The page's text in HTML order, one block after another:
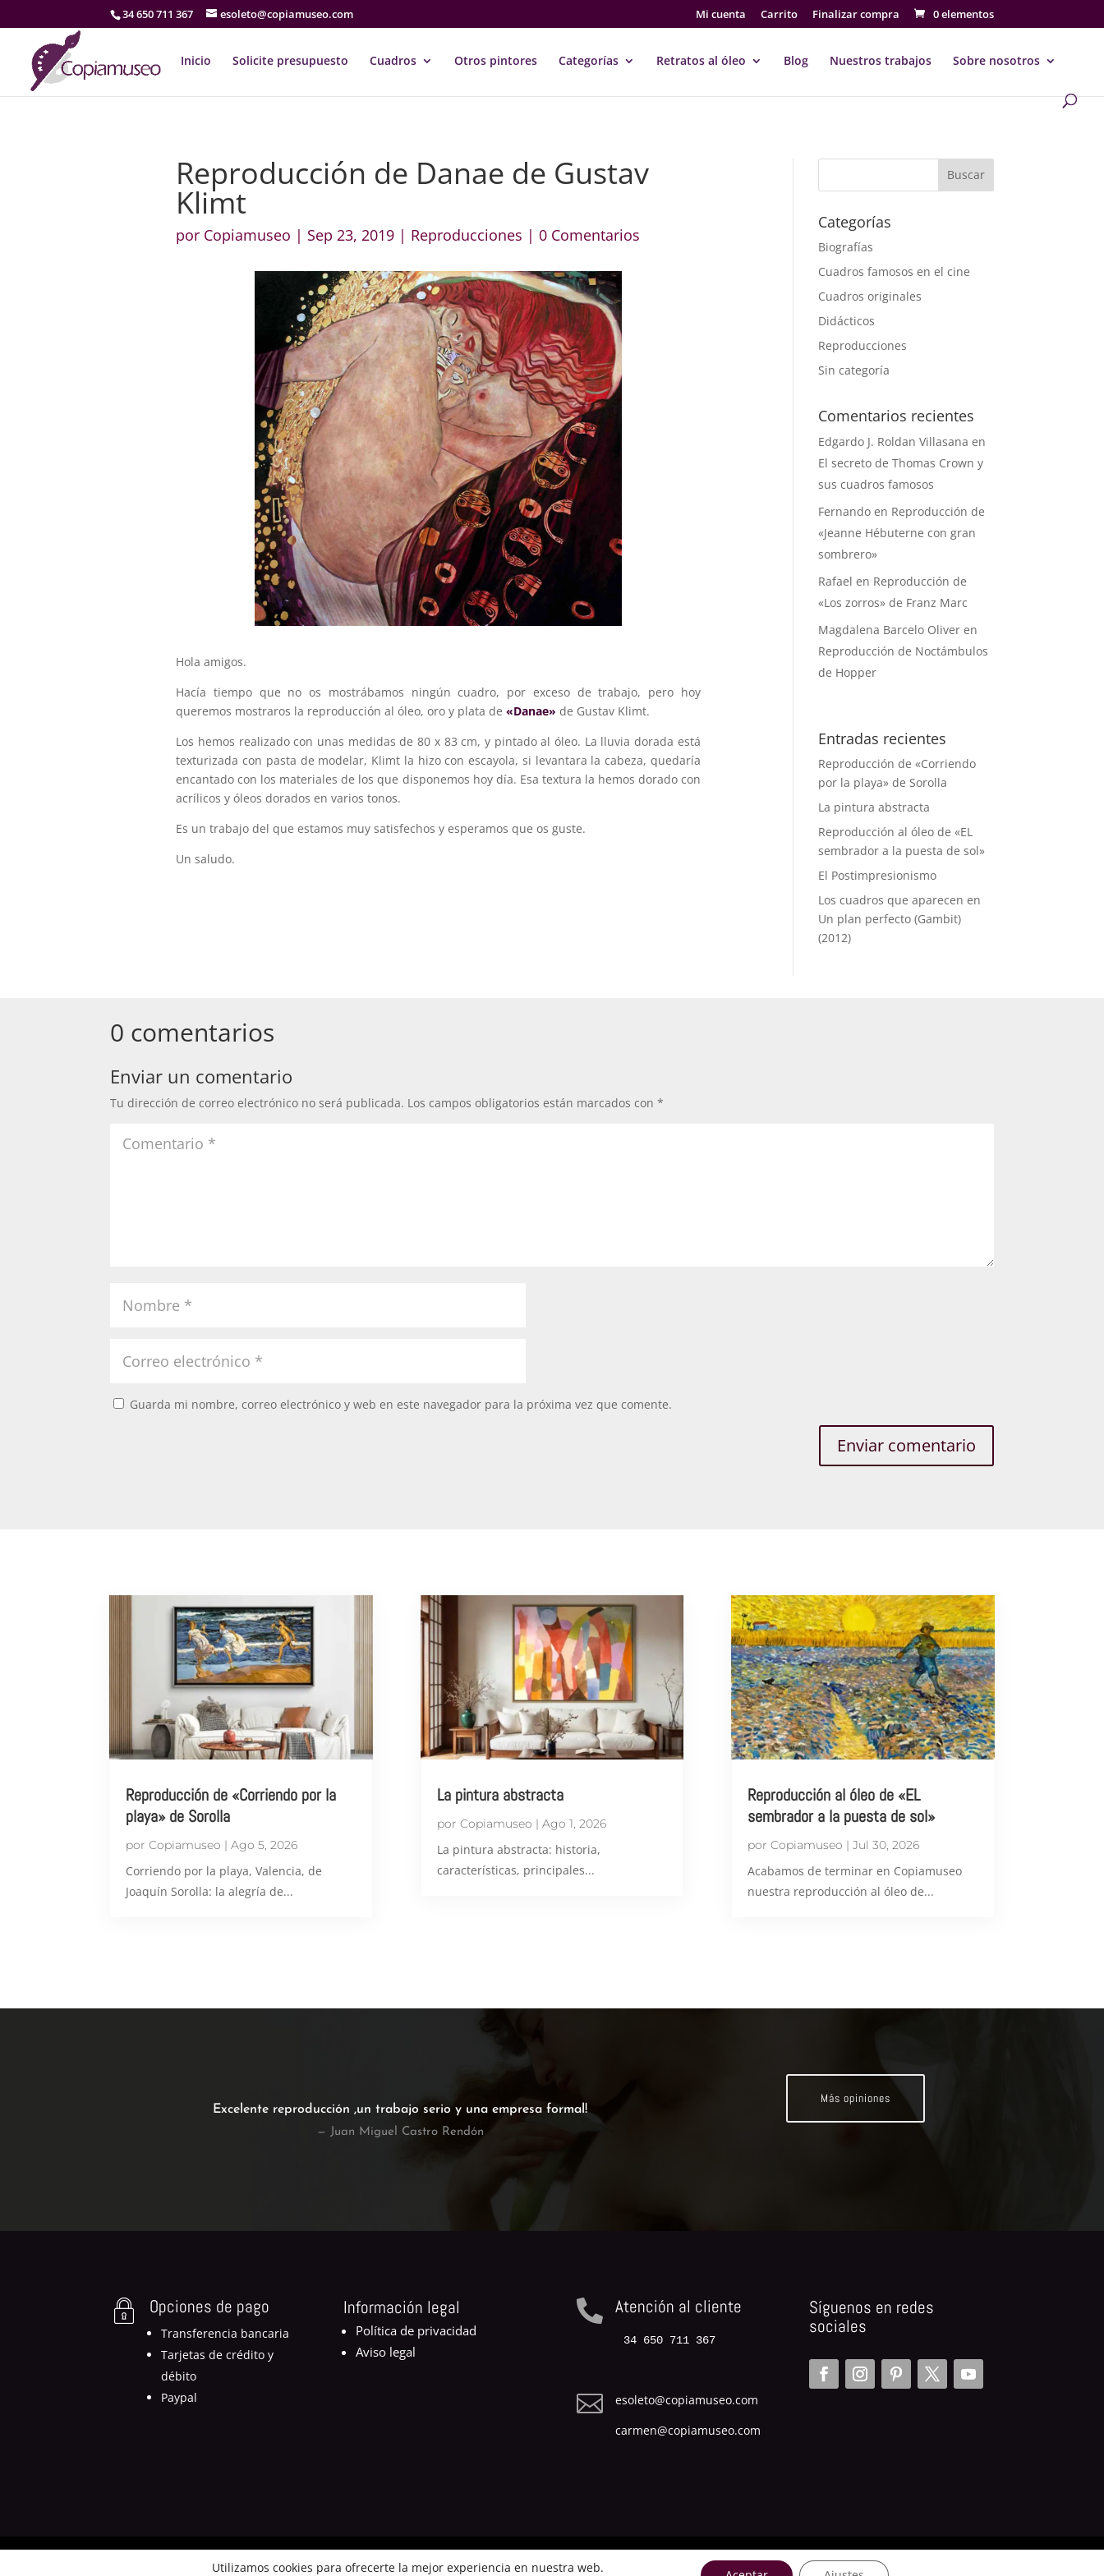
34 650 711 367 esoleto@copiamuseo.com Mi cuenta Carrito Finalizar compra 0 elementos
Inicio Solicite presupuesto Cuadros Otros pintores Categorías Retratos al óleo Blog Nuestros trabajos Sobre nosotros
Reproducción de Danae de Gustav
Klimt
por Copiamuseo | Sep 23, 2019 | Reproducciones | 0 Comentarios
Hola amigos.
Hacía tiempo que no os mostrábamos ningún cuadro, por exceso de trabajo, pero hoy
queremos mostraros la reproducción al óleo, oro y plata de«Danae» de Gustav Klimt.
Los hemos realizado con unas medidas de 80 x 83 cm, y pintado al óleo. La lluvia dorada está
texturizada con pasta de modelar, Klimt la hizo con escayola, si levantara la cabeza, quedaría
encantado con los materiales de los que disponemos hoy día. Esa textura la hemos dorado con
acrílicos y óleos dorados en varios tonos.
Es un trabajo del que estamos muy satisfechos y esperamos que os guste.
Un saludo.
Buscar
Categorías
Biografías
Cuadros famosos en el cine
Cuadros originales
Didácticos
Reproducciones
Sin categoría
Comentarios recientes
Edgardo J. Roldan Villasana en
El secreto de Thomas Crown y
sus cuadros famosos
Fernandoen Reproducción de
«Jeanne Hébuterne con gran
sombrero»
Rafael en Reproducción de
«Los zorros» de Franz Marc
Magdalena Barcelo Oliveren
Reproducción de Noctámbulos
de Hopper
Entradas recientes
Reproducción de «Corriendo
por la playa» de Sorolla
La pintura abstracta
Reproducción al óleo de «EL
sembrador a la puesta de sol»
El Postimpresionismo
Los cuadros que aparecen en
Un plan perfecto (Gambit)
(2012)
0 comentarios
Enviar un comentario
Tu dirección de correo electrónico no será publicada. Los campos obligatorios están marcados con*
Guarda mi nombre, correo electrónico y web en este navegador para la próxima vez que comente.
Enviar comentario
Reproducción de «Corriendo por la
playa» de Sorolla
porCopiamuseo |Ago 5, 2026
Corriendo por la playa, Valencia, de
Joaquín Sorolla: la alegría de...
La pintura abstracta
por Copiamuseo | Ago 1, 2026
​La pintura abstracta: historia,
características, principales...
Reproducción al óleo de «EL
sembrador a la puesta de sol»
por Copiamuseo | Jul 30, 2026
Acabamos de terminar en Copiamuseo
nuestra reproducción al óleo de...
Excelente reproducción ,un trabajo serio y una empresa formal!
— Juan Miguel Castro Rendón
Más opiniones
Opciones de pago
Transferencia bancaria
Tarjetas de crédito y
débito
Paypal
Información legal
Política de privacidad
Aviso legal
 Atención al cliente
34 650 711 367

esoleto@copiamuseo.com
carmen@copiamuseo.com
Síguenos en redes
sociales
Copiamuseo.com | 2014
Utilizamos cookies para ofrecerte la mejor experiencia en nuestra web.